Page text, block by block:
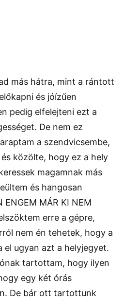
más hátra, mint a rántott
és jóízűen
pedig elfelejteni ezt a
De nem ez
a szendvicsembe,
közölte, hogy ez a hely
magamnak más
és hangosan
MÁR KI NEM
erre a gépre,
nem én tehetek, hogy a
el ugyan azt a helyjegyet.
tartottam, hogy ilyen
egy két órás
De bár ott tartottunk